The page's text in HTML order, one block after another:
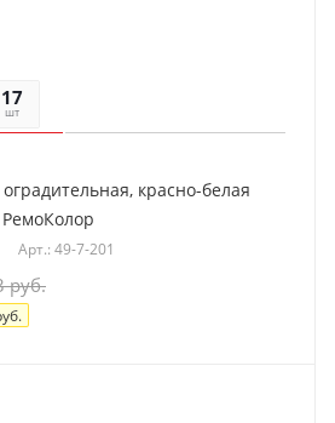
0
17
шт
красно-белая
Арт.: 49-7-201
руб.